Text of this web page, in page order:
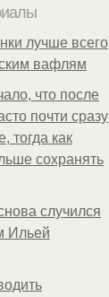
лучше всего
вафлям
что после
почти сразу
тогда как
сохранять
случился
Ильей